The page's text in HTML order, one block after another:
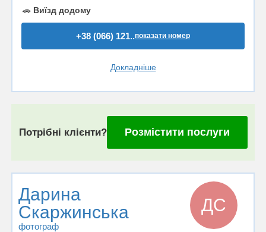
🚗 Виїзд додому
+38 (066) 121..показати номер
Докладніше
Потрібні клієнти? Розмістити послуги
Дарина
Скаржинська
фотограф
ДС